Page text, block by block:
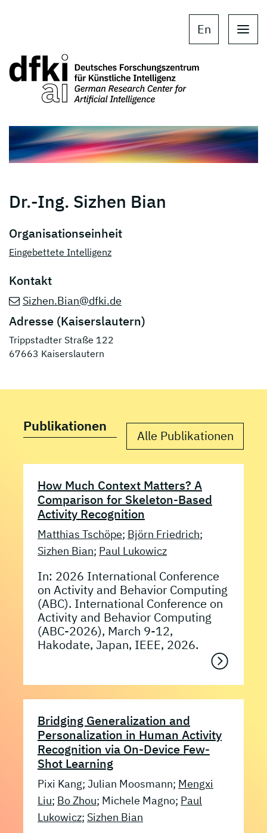
En
Dr.-Ing. Sizhen Bian
Organisationseinheit
Eingebettete Intelligenz
Kontakt
Sizhen.Bian@dfki.de
Adresse (Kaiserslautern)
Trippstadter Straße 122
67663 Kaiserslautern
Publikationen
Alle Publikationen
How Much Context Matters? A
Comparison for Skeleton-Based
Activity Recognition
Matthias Tschöpe; Björn Friedrich;
Sizhen Bian; Paul Lukowicz
In: 2026 International Conference
on Activity and Behavior Computing
(ABC). International Conference on
Activity and Behavior Computing
(ABC-2026), March 9-12,
Hakodate, Japan, IEEE, 2026.
Bridging Generalization and
Personalization in Human Activity
Recognition via On-Device Few-
Shot Learning
Pixi Kang; Julian Moosmann; Mengxi
Liu; Bo Zhou; Michele Magno; Paul
Lukowicz; Sizhen Bian